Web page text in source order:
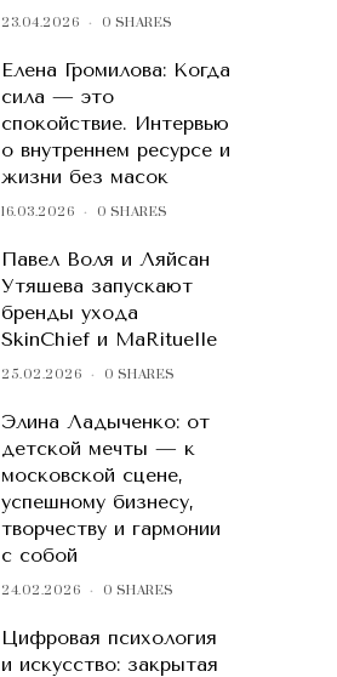
23.04.2026 0 SHARES
Елена Громилова: Когда
сила — это
спокойствие. Интервью
о внутреннем ресурсе и
жизни без масок
16.03.2026 0 SHARES
Павел Воля и Ляйсан
Утяшева запускают
бренды ухода
SkinChief и MaRituelle
25.02.2026 0 SHARES
Элина Ладыченко: от
детской мечты — к
московской сцене,
успешному бизнесу,
творчеству и гармонии
с собой
24.02.2026 0 SHARES
Цифровая психология
и искусство: закрытая